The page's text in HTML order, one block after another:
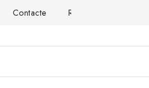
Contacte Rétractation du contrat